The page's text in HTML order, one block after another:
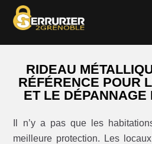
RIDEAU
RÉFÉRENCE POUR
ET LE DÉPANNAGE
Il n’y a pas que les
meilleure protection. Les